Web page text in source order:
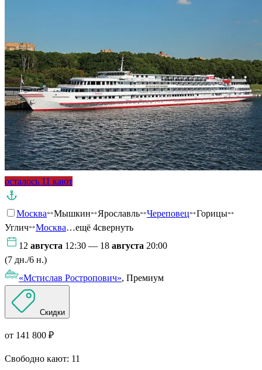
осталось 11 кают
Москва Мышкин Ярославль Череповец
Горицы
Углич
Москва…ещё 4свернуть
12 августа 12:30 — 18 августа 20:00
(7 дн./6 н.)
«Мстислав Ростропович», Премиум
Скидки
от 141 800 ₽
Свободно кают: 11